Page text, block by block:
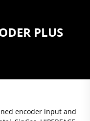
PLUS
encoder input and